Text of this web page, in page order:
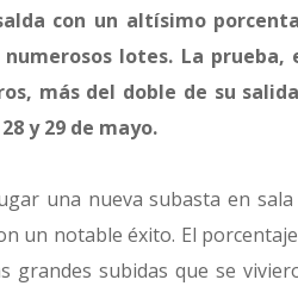
con un altísimo
lotes. La
más del doble de su
y 29 de mayo.
una nueva subasta en
un notable éxito. El
grandes subidas que se